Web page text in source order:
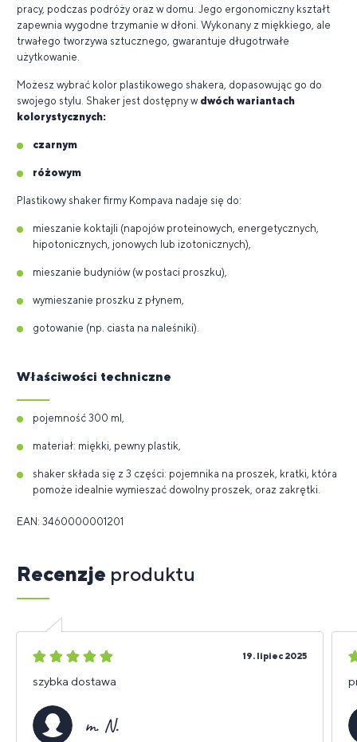
pracy, podczas podróży oraz w domu. Jego ergonomiczny kształt
zapewnia wygodne trzymanie w dłoni. Wykonany z miękkiego, ale
trwałego tworzywa sztucznego, gwarantuje długotrwałe
użytkowanie.
Możesz wybrać kolor plastikowego shakera, dopasowując go do
swojego stylu. Shaker jest dostępny w dwóch wariantach
kolorystycznych:
czarnym
różowym
Plastikowy shaker firmy Kompava nadaje się do:
mieszanie koktajli (napojów proteinowych, energetycznych,
hipotonicznych, jonowych lub izotonicznych),
mieszanie budyniów (w postaci proszku),
wymieszanie proszku z płynem,
gotowanie (np. ciasta na naleśniki).
Właściwości techniczne
pojemność 300 ml,
materiał: miękki, pewny plastik,
shaker składa się z 3 części: pojemnika na proszek, kratki, która
pomoże idealnie wymieszać dowolny proszek, oraz zakrętki.
EAN: 3460000001201
Recenzje produktu
5
19. lipiec 2025
szybka dostawa
m. N.
5